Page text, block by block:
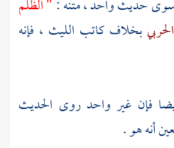
حديث واحد ، متنه :" الظلم
بخلاف كاتب الليث ، فإنه
فإن غير واحد روى الحديث
أنه هو .